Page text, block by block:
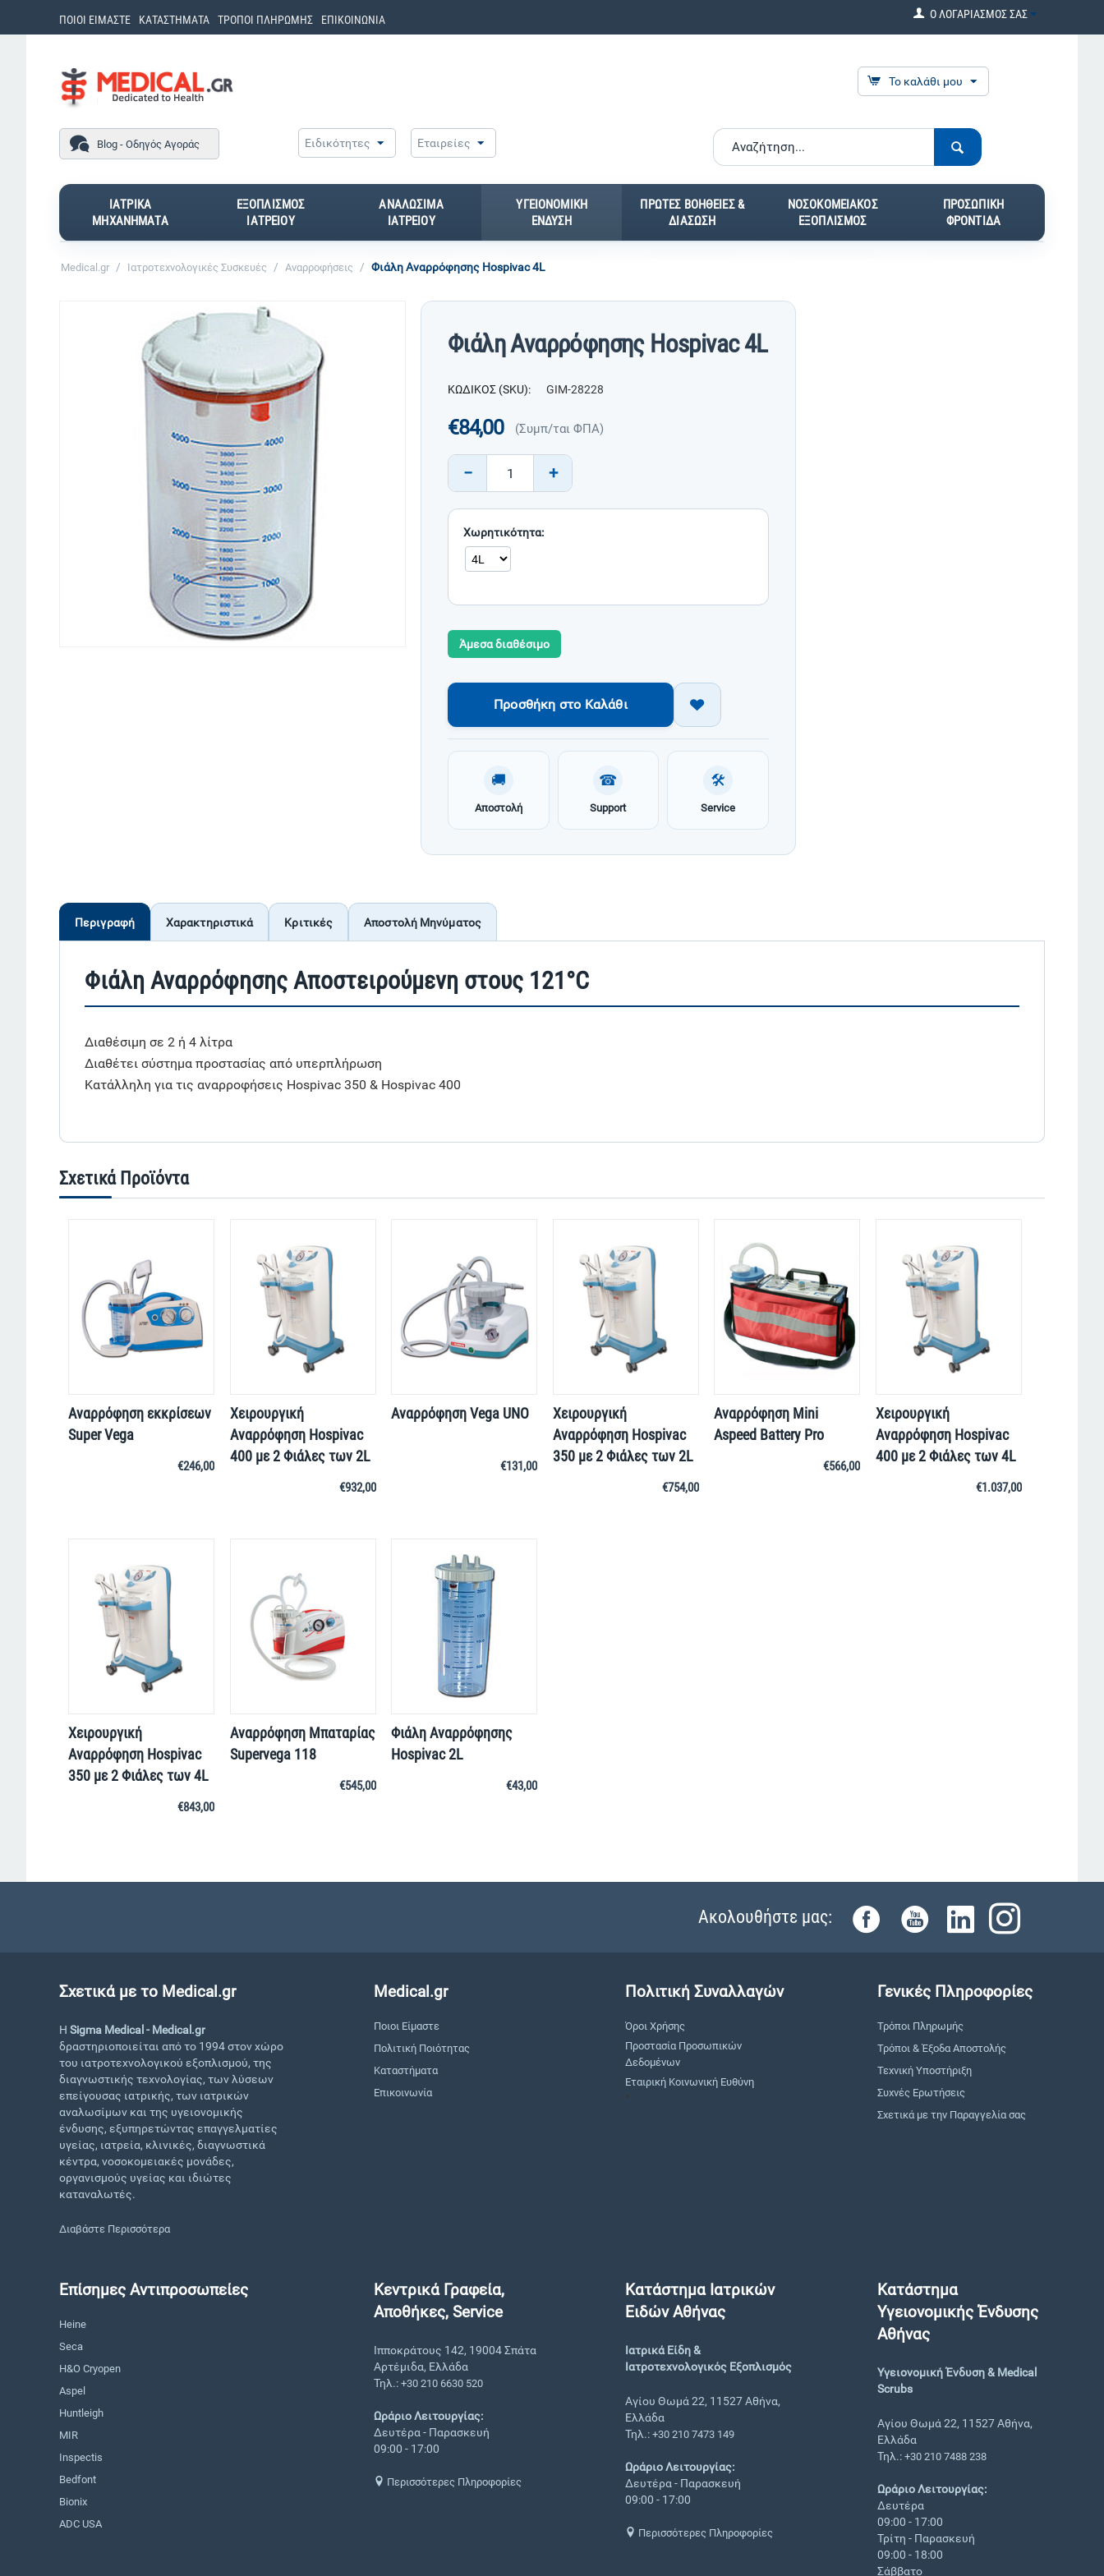
ΠΟΙΟΙ ΕΙΜΑΣΤΕ ΚΑΤΑΣΤΗΜΑΤΑ ΤΡΟΠΟΙ ΠΛΗΡΩΜΗΣ ΕΠΙΚΟΙΝΩΝΙΑ Ο ΛΟΓΑΡΙΑΣΜΟΣ ΣΑΣ
Το καλάθι μου
Blog - Οδηγός Αγοράς Ειδικότητες Εταιρείες
ΙΑΤΡΙΚΑ
ΜΗΧΑΝΗΜΑΤΑ
ΕΞΟΠΛΙΣΜΟΣ
ΙΑΤΡΕΙΟΥ
ΑΝΑΛΩΣΙΜΑ
ΙΑΤΡΕΙΟΥ
ΥΓΕΙΟΝΟΜΙΚΗ
ΕΝΔΥΣΗ
ΠΡΩΤΕΣ ΒΟΗΘΕΙΕΣ &
ΔΙΑΣΩΣΗ
ΝΟΣΟΚΟΜΕΙΑΚΟΣ
ΕΞΟΠΛΙΣΜΟΣ
ΠΡΟΣΩΠΙΚΗ
ΦΡΟΝΤΙΔΑ
Medical.gr / Ιατροτεχνολογικές Συσκευές / Αναρροφήσεις / Φιάλη Αναρρόφησης Hospivac 4L
Φιάλη Αναρρόφησης Hospivac 4L
ΚΩΔΙΚΟΣ (SKU): GIM-28228
€84,00 (Συμπ/ται ΦΠΑ)
+
−
Χωρητικότητα:
Άμεσα διαθέσιμο
Προσθήκη στο Καλάθι
🚚
Αποστολή
☎
Support
🛠
Service
Περιγραφή Χαρακτηριστικά Κριτικές Αποστολή Μηνύματος
Φιάλη Αναρρόφησης Αποστειρούμενη στους 121°C
Διαθέσιμη σε 2 ή 4 λίτρα
Διαθέτει σύστημα προστασίας από υπερπλήρωση
Κατάλληλη για τις αναρροφήσεις Hospivac 350 & Hospivac 400
Σχετικά Προϊόντα
Αναρρόφηση εκκρίσεων
Super Vega
€246,00
Χειρουργική
Αναρρόφηση Hospivac
400 με 2 Φιάλες των 2L
€932,00
Αναρρόφηση Vega UNO
€131,00
Χειρουργική
Αναρρόφηση Hospivac
350 με 2 Φιάλες των 2L
€754,00
Αναρρόφηση Mini
Aspeed Battery Pro
€566,00
Χειρουργική
Αναρρόφηση Hospivac
400 με 2 Φιάλες των 4L
€1.037,00
Χειρουργική
Αναρρόφηση Hospivac
350 με 2 Φιάλες των 4L
€843,00
Αναρρόφηση Μπαταρίας
Supervega 118
€545,00
Φιάλη Αναρρόφησης
Hospivac 2L
€43,00
Ακολουθήστε μας:
Σχετικά με το Medical.gr
Η Sigma Medical - Medical.gr
δραστηριοποιείται από το 1994 στον χώρο
του ιατροτεχνολογικού εξοπλισμού, της
διαγνωστικής τεχνολογίας, των λύσεων
επείγουσας ιατρικής, των ιατρικών
αναλωσίμων και της υγειονομικής
ένδυσης, εξυπηρετώντας επαγγελματίες
υγείας, ιατρεία, κλινικές, διαγνωστικά
κέντρα, νοσοκομειακές μονάδες,
οργανισμούς υγείας και ιδιώτες
καταναλωτές.
Διαβάστε Περισσότερα
Medical.gr
Ποιοι Είμαστε
Πολιτική Ποιότητας
Καταστήματα
Επικοινωνία
Πολιτική Συναλλαγών
Όροι Χρήσης
Προστασία Προσωπικών
Δεδομένων
Εταιρική Κοινωνική Ευθύνη
"
Γενικές Πληροφορίες
Τρόποι Πληρωμής
Τρόποι & Έξοδα Αποστολής
Τεχνική Υποστήριξη
Συχνές Ερωτήσεις
Σχετικά με την Παραγγελία σας
Επίσημες Αντιπροσωπείες
Heine
Seca
H&O Cryopen
Aspel
Huntleigh
MIR
Inspectis
Bedfont
Bionix
ADC USA
Κεντρικά Γραφεία,
Αποθήκες, Service
Ιπποκράτους 142, 19004 Σπάτα
Αρτέμιδα, Ελλάδα
Τηλ.: +30 210 6630 520
Ωράριο Λειτουργίας:
Δευτέρα - Παρασκευή
09:00 - 17:00
Περισσότερες Πληροφορίες
Κατάστημα Ιατρικών
Ειδών Αθήνας
Ιατρικά Είδη &
Ιατροτεχνολογικός Εξοπλισμός
Αγίου Θωμά 22, 11527 Αθήνα,
Ελλάδα
Τηλ.:+30 210 7473 149
Ωράριο Λειτουργίας:
Δευτέρα - Παρασκευή
09:00 - 17:00
Περισσότερες Πληροφορίες
Κατάστημα
Υγειονομικής Ένδυσης
Αθήνας
Υγειονομική Ένδυση & Medical
Scrubs
Αγίου Θωμά 22, 11527 Αθήνα,
Ελλάδα
Τηλ.: +30 210 7488 238
Ωράριο Λειτουργίας:
Δευτέρα
09:00 - 17:00
Τρίτη - Παρασκευή
09:00 - 18:00
Σάββατο